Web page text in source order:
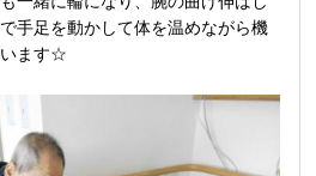
手足を動かして体を温めながら機
います☆